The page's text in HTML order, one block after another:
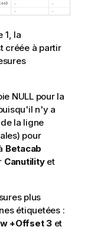
1, la
créée à partir
NULLpour la
n'y a
la ligne
pour
Betacab
Canutilityet
plus
étiquetées :
+Offset 3et